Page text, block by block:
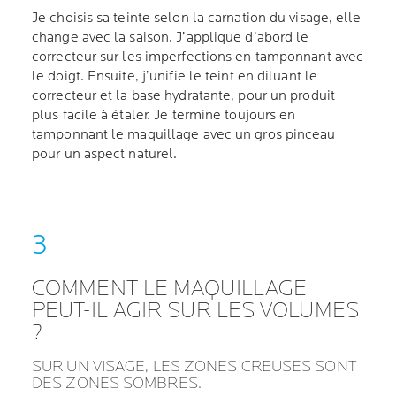
Je choisis sa teinte selon la carnation du visage, elle
change avec la saison. J’applique d’abord le
correcteur sur les imperfections en tamponnant avec
le doigt. Ensuite, j’unifie le teint en diluant le
correcteur et la base hydratante, pour un produit
plus facile à étaler. Je termine toujours en
tamponnant le maquillage avec un gros pinceau
pour un aspect naturel.
COMMENT LE MAQUILLAGE
PEUT-IL AGIR SUR LES VOLUMES
?
SUR UN VISAGE, LES ZONES CREUSES SONT
DES ZONES SOMBRES.